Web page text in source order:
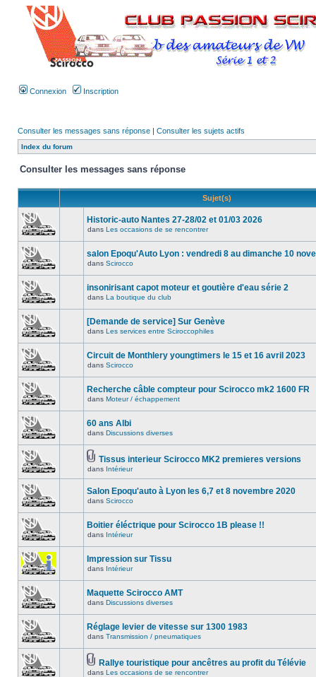
Connexion Inscription
Consulter les messages sans réponse | Consulter les sujets actifs
Index du forum
Consulter les messages sans réponse
Sujet(s)
Historic-auto Nantes 27-28/02 et 01/03 2026
dans Les occasions de se rencontrer
salon Epoqu'Auto Lyon : vendredi 8 au dimanche 10
dans Scirocco
insonirisant capot moteur et goutière d'eau série 2
dans La boutique du club
[Demande de service] Sur Genève
dans Les services entre Sciroccophiles
Circuit de Monthlery youngtimers le 15 et 16 avril 2023
dans Scirocco
Recherche câble compteur pour Scirocco mk2 1600 FR
dans Moteur / échappement
60 ans Albi
dans Discussions diverses
Tissus interieur Scirocco MK2 premieres versions
dans Intérieur
Salon Epoqu'auto à Lyon les 6,7 et 8 novembre 2020
dans Scirocco
Boitier éléctrique pour Scirocco 1B please !!
dans Intérieur
Impression sur Tissu
dans Intérieur
Maquette Scirocco AMT
dans Discussions diverses
Réglage levier de vitesse sur 1300 1983
dans Transmission / pneumatiques
Rallye touristique pour ancêtres au profit du Télévie
dans Les occasions de se rencontrer